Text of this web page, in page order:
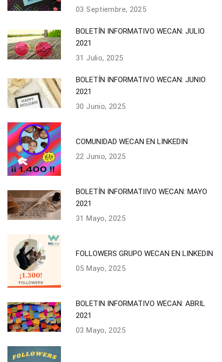
03 Septiembre, 2025
BOLETÍN INFORMATIVO WECAN: JULIO
2021
31 Julio, 2025
BOLETÍN INFORMATIVO WECAN: JUNIO
2021
30 Junio, 2025
COMUNIDAD WECAN EN LINKEDIN
22 Junio, 2025
BOLETÍN INFORMATIIVO WECAN: MAYO
2021
31 Mayo, 2025
FOLLOWERS GRUPO WECAN EN LINKEDIN
05 Mayo, 2025
BOLETIN INFORMATIVO WECAN: ABRIL
2021
03 Mayo, 2025